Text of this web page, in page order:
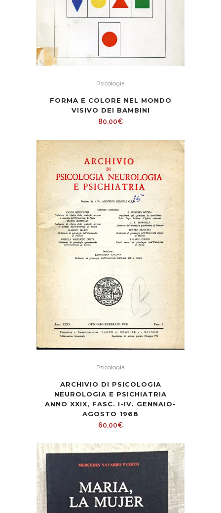
Psicologia
FORMA E COLORE NEL MONDO
VISIVO DEI BAMBINI
80,00€
Psicologia
ARCHIVIO DI PSICOLOGIA
NEUROLOGIA E PSICHIATRIA
ANNO XXIX, FASC. I-IV. GENNAIO-
AGOSTO 1968
60,00€